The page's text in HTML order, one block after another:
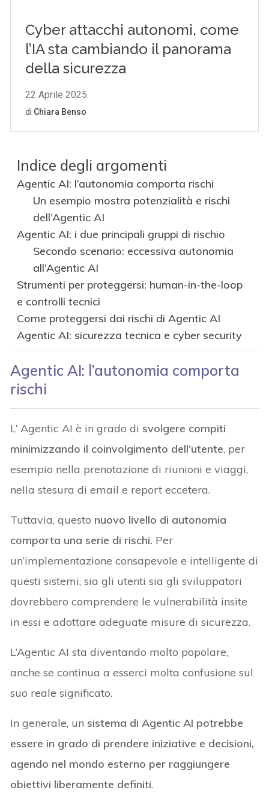
Indice degli argomenti
Agentic AI: l’autonomia comporta rischi
Un esempio mostra potenzialità e rischi
dell’Agentic AI
Agentic AI: i due principali gruppi di rischio
Secondo scenario: eccessiva autonomia
all’Agentic AI
Strumenti per proteggersi: human-in-the-loop
e controlli tecnici
Come proteggersi dai rischi di Agentic AI
Agentic AI: sicurezza tecnica e cyber security
Agentic AI: l’autonomia comporta
rischi
L’ Agentic AI è in grado di svolgere compiti
minimizzando il coinvolgimento dell’utente, per
esempio nella prenotazione di riunioni e viaggi,
nella stesura di email e report eccetera.
Tuttavia, questo nuovo livello di autonomia
comporta una serie di rischi. Per
un’implementazione consapevole e intelligente di
questi sistemi, sia gli utenti sia gli sviluppatori
dovrebbero comprendere le vulnerabilità insite
in essi e adottare adeguate misure di sicurezza.
L’Agentic AI sta diventando molto popolare,
anche se continua a esserci molta confusione sul
suo reale significato.
In generale, un sistema di Agentic AI potrebbe
essere in grado di prendere iniziative e decisioni,
agendo nel mondo esterno per raggiungere
obiettivi liberamente definiti.